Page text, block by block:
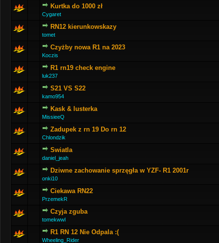
Kurtka do 1000 zł
Cygaret
RN12 kierunkowskazy
tomet
Czyżby nowa R1 na 2023
Koczis
R1 rn19 check engine
luk237
S21 VS S22
kamo954
Kask & lusterka
MissieeQ
Zadupek z rn 19 Do rn 12
Chlondzik
Swiatla
daniel_jeah
Dziwne zachowanie sprzęgła w YZF- R1 2001r
onki10
Ciekawa RN22
PrzemekR
Czyja zguba
tomekwwl
R1 RN 12 Nie Odpala :(
Wheeling_Rider